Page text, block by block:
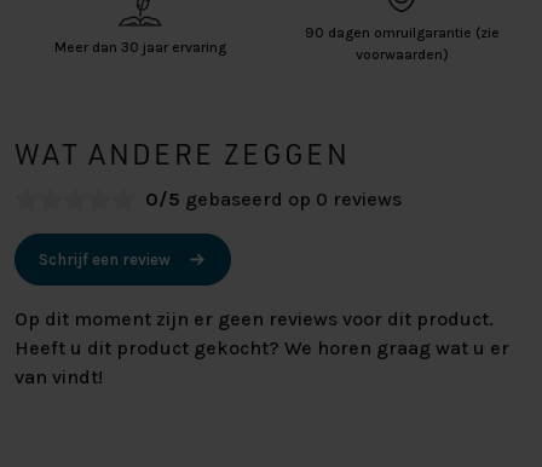
Meer dan 30 jaar ervaring
90 dagen omruilgarantie (zie
voorwaarden)
WAT ANDERE ZEGGEN
0/5 gebaseerd op 0 reviews
Schrijf een review
Op dit moment zijn er geen reviews voor dit product.
Heeft u dit product gekocht? We horen graag wat u er
van vindt!